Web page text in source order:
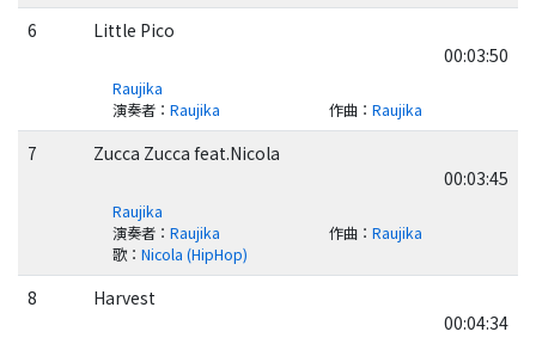
6
Little Pico
00:03:50
Raujika
演奏者： Raujika 作曲： Raujika
7
Zucca Zucca feat.Nicola
00:03:45
Raujika
演奏者： Raujika 作曲： Raujika
歌： Nicola (HipHop)
8
Harvest
00:04:34